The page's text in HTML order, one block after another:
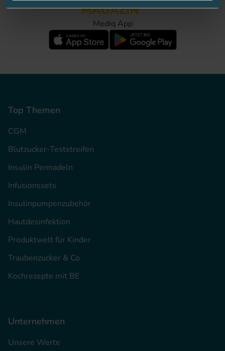
Mediq App
Top Themen
CGM
Blutzucker-Teststreifen
Insulin Pennadeln
Infusionssets
Insulinpumpenzubehör
Hautdesinfektion
Produktwelt für Kinder
Traubenzucker & Co
Kochrezepte mit BE
Unternehmen
Unsere Werte